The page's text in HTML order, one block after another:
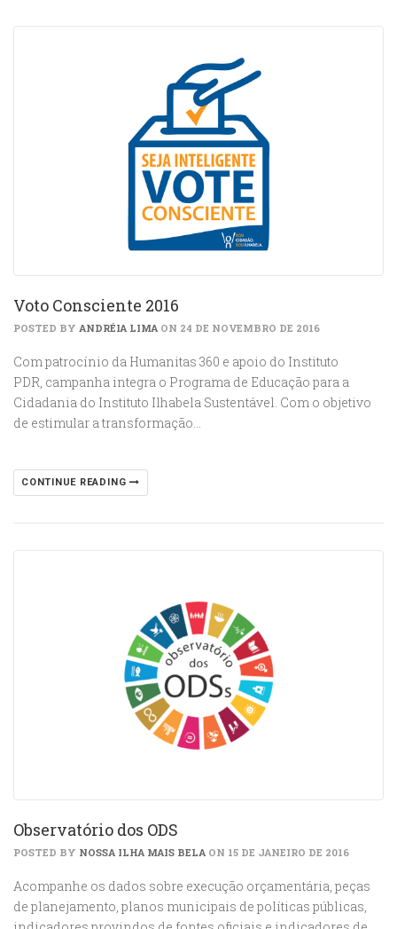
Voto Consciente 2016
POSTED BY ANDRÉIA LIMA ON 24 DE NOVEMBRO DE 2016
Com patrocínio da Humanitas 360 e apoio do Instituto
PDR, campanha integra o Programa de Educação para a
Cidadania do Instituto Ilhabela Sustentável. Com o objetivo
de estimular a transformação…
CONTINUE READING
Observatório dos ODS
POSTED BY NOSSA ILHA MAIS BELA ON 15 DE JANEIRO DE 2016
Acompanhe os dados sobre execução orçamentária, peças
de planejamento, planos municipais de políticas públicas,